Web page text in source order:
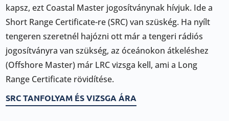
kapsz, ezt Coastal Master jogosítványnak hívjuk. Ide a
Short Range Certificate-re (SRC) van szüskég. Ha nyílt
tengeren szeretnél hajózni ott már a tengeri rádiós
jogosítványra van szükség, az óceánokon átkeléshez
(Offshore Master) már LRC vizsga kell, ami a Long
Range Certificate rövidítése.
SRC TANFOLYAM ÉS VIZSGA ÁRA